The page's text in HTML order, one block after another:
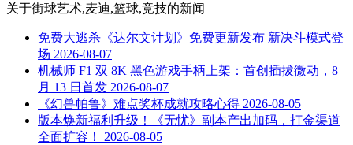
关于街球艺术,麦迪,篮球,竞技的新闻
免费大逃杀《达尔文计划》免费更新发布 新决斗模式登
场 2026-08-07
机械师 F1 双 8K 黑色游戏手柄上架：首创插拔微动，8
月 13 日首发 2026-08-07
《幻兽帕鲁》难点奖杯成就攻略心得 2026-08-05
版本焕新福利升级！《无忧》副本产出加码，打金渠道
全面扩容！
2026-08-05